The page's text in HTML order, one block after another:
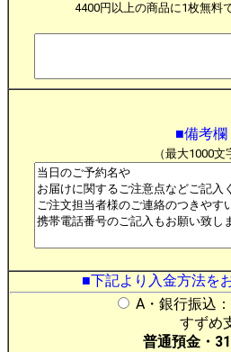
4400円以上の商品に1枚無料
■備考欄
（最大1000文
■下記より入金方法を
A・銀行振込
すずめ
普通預金・